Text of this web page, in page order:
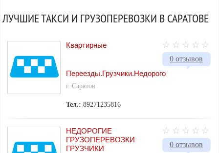
ЛУЧШИЕ ТАКСИ И ГРУЗОПЕРЕВОЗКИ В САРАТОВЕ
0 отзывов
Квартирные
Переезды.Грузчики.Недорого
г. Саратов
Тел.:89271235816
0 отзывов
НЕДОРОГИЕ
ГРУЗОПЕРЕВОЗКИ
ГРУЗЧИКИ